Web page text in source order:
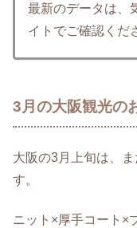
最新のデータは、
イトでご確認くだ
3月の大阪観光の
大阪の3月上旬は、
す。
ニット×厚手コート×